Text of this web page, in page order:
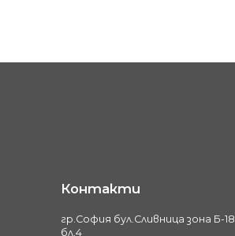
Контакти
гр.София бул.Сливница зона Б-18
бл.4